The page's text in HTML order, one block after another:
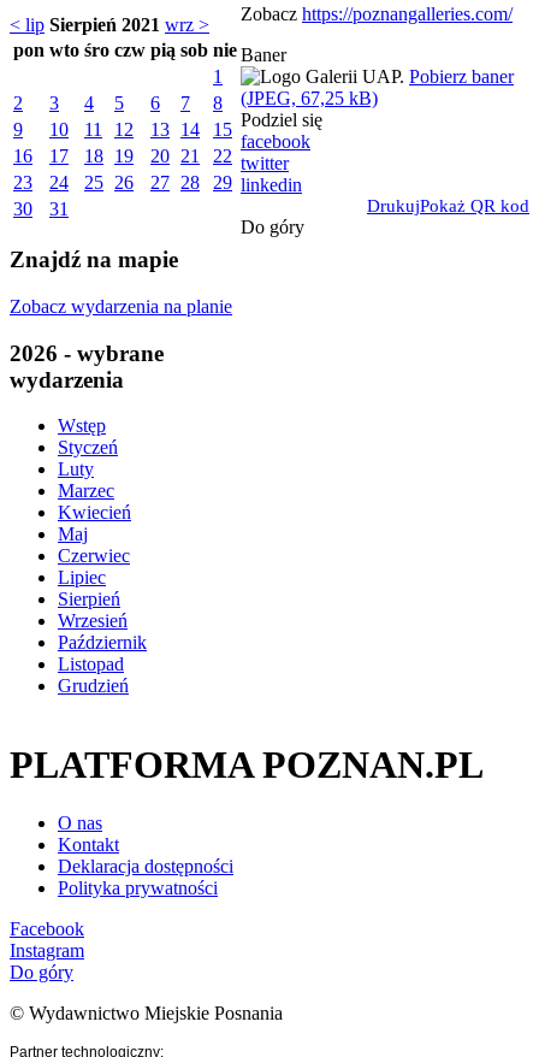
< lip Sierpień 2021 wrz >
pon wto śro czw pią sob nie
1
2
3 4 5 6 7
8
9
10 11 12 13 14
15
16
17 18 19 20 21
22
23
24 25 26 27 28
29
30
31
Znajdź na mapie
Zobacz wydarzenia na planie
2026 - wybrane
wydarzenia
Wstęp
Styczeń
Luty
Marzec
Kwiecień
Maj
Czerwiec
Lipiec
Sierpień
Wrzesień
Październik
Listopad
Grudzień
Zobacz https://poznangalleries.com/
Baner
Pobierz baner
(JPEG, 67,25 kB)
Podziel się
facebook
twitter
linkedin
DrukujPokaż QR kod
Do góry
PLATFORMA POZNAN.PL
O nas
Kontakt
Deklaracja dostępności
Polityka prywatności
Facebook
Instagram
Do góry
© Wydawnictwo Miejskie Posnania
Partner technologiczny: